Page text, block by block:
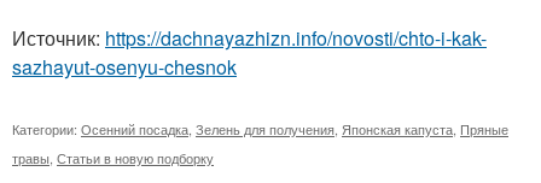
Источник: https://dachnayazhizn.info/novosti/chto-i-kak-
sazhayut-osenyu-chesnok
Категории: Осенний посадка Зелень для получения Японская капуста Пряные
травы Статьи в новую подборку